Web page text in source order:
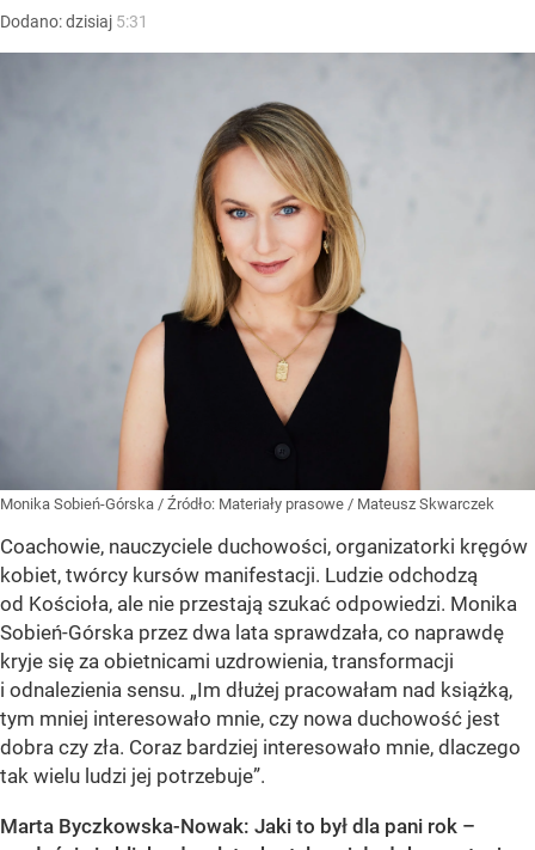
Dodano:dzisiaj 5:31
Monika Sobień-Górska / Źródło: Materiały prasowe / Mateusz Skwarczek
Coachowie, nauczyciele duchowości, organizatorki kręgów
kobiet, twórcy kursów manifestacji. Ludzie odchodzą
od Kościoła, ale nie przestają szukać odpowiedzi. Monika
Sobień-Górska przez dwa lata sprawdzała, co naprawdę
kryje się za obietnicami uzdrowienia, transformacji
i odnalezienia sensu. „Im dłużej pracowałam nad książką,
tym mniej interesowało mnie, czy nowa duchowość jest
dobra czy zła. Coraz bardziej interesowało mnie, dlaczego
tak wielu ludzi jej potrzebuje”.
Marta Byczkowska-Nowak: Jaki to był dla pani rok –